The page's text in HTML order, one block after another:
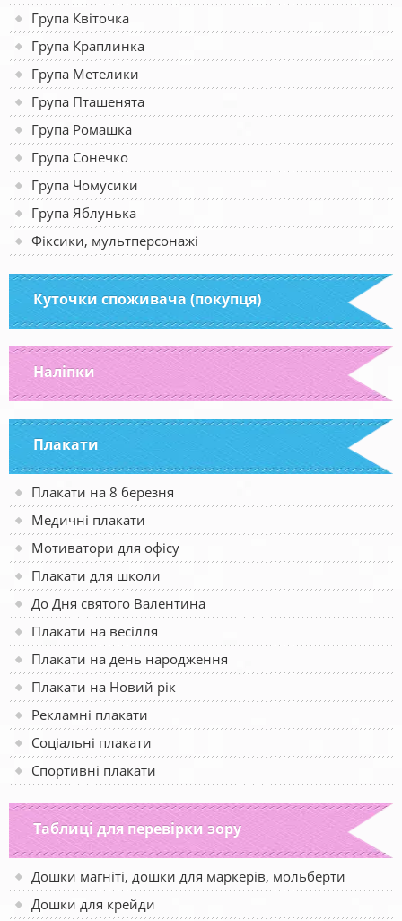
Група Квіточка
Група Краплинка
Група Метелики
Група Пташенята
Група Ромашка
Група Сонечко
Група Чомусики
Група Яблунька
Фіксики, мультперсонажі
Куточки споживача (покупця)
Наліпки
Плакати
Плакати на 8 березня
Медичні плакати
Мотиватори для офісу
Плакати для школи
До Дня святого Валентина
Плакати на весілля
Плакати на день народження
Плакати на Новий рік
Рекламні плакати
Соціальні плакати
Спортивні плакати
Таблиці для перевірки зору
Дошки магніті, дошки для маркерів, мольберти
Дошки для крейди